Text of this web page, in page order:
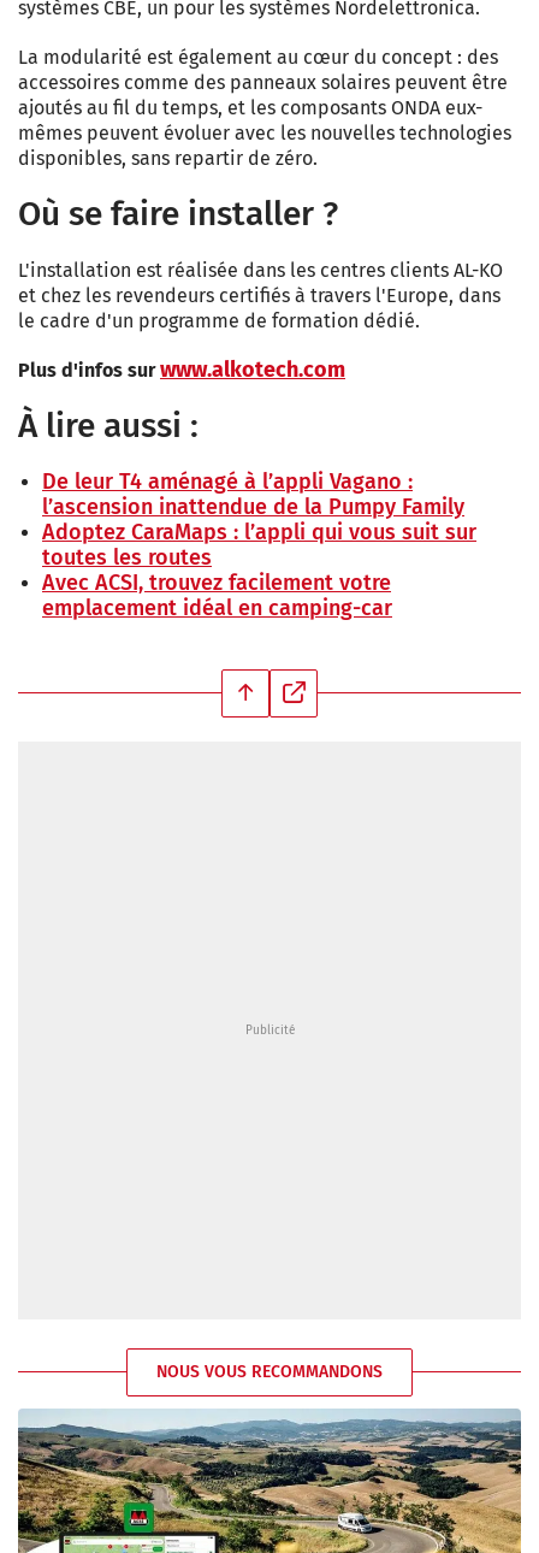
systèmes CBE, un pour les systèmes Nordelettronica.
La modularité est également au cœur du concept : des
accessoires comme des panneaux solaires peuvent être
ajoutés au fil du temps, et les composants ONDA eux-
mêmes peuvent évoluer avec les nouvelles technologies
disponibles, sans repartir de zéro.
Où se faire installer ?
L'installation est réalisée dans les centres clients AL-KO
et chez les revendeurs certifiés à travers l'Europe, dans
le cadre d'un programme de formation dédié.
Plus d'infos surwww.alkotech.com
À lire aussi :
De leur T4 aménagé à l’appli Vagano :
l’ascension inattendue de la Pumpy Family
Adoptez CaraMaps : l’appli qui vous suit sur
toutes les routes
Avec ACSI, trouvez facilement votre
emplacement idéal en camping-car
NOUS VOUS RECOMMANDONS